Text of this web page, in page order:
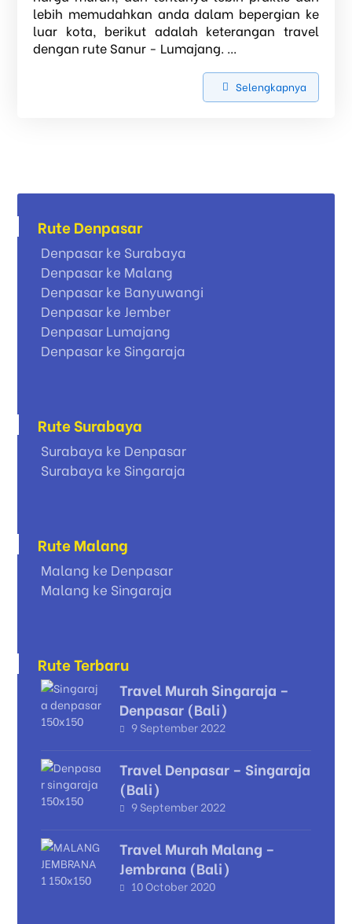
lebih memudahkan anda dalam bepergian ke
luar kota, berikut adalah keterangan travel
dengan rute Sanur - Lumajang. ...
Selengkapnya
Rute Denpasar
Denpasar ke Surabaya
Denpasar ke Malang
Denpasar ke Banyuwangi
Denpasar ke Jember
Denpasar Lumajang
Denpasar ke Singaraja
Rute Surabaya
Surabaya ke Denpasar
Surabaya ke Singaraja
Rute Malang
Malang ke Denpasar
Malang ke Singaraja
Rute Terbaru
Travel Murah Singaraja –
Denpasar (Bali)
9 September 2022
Travel Denpasar – Singaraja
(Bali)
9 September 2022
Travel Murah Malang –
Jembrana (Bali)
10 October 2020